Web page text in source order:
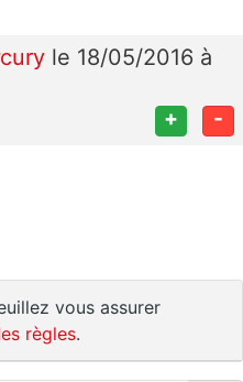
le 18/05/2016 à
+ -
vous assurer
règles.